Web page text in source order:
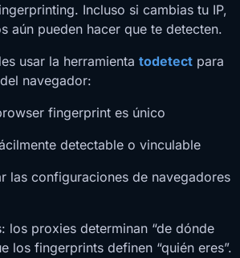
Incluso si cambias tu IP,
aún pueden hacer que te detecten.
usar la herramienta todetect para
navegador:
fingerprint es único
detectable o vinculable
las configuraciones de navegadores
los proxies determinan “de dónde
los fingerprints definen “quién eres”.